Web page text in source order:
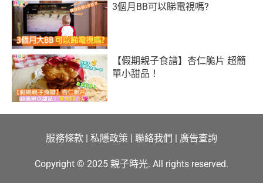
3個月BB可以睇電視嗎?
【假期親子食譜】杏仁脆片 超簡
單小甜品！
服務條款 | 私隱政策 | 聯絡我們 | 廣告查詢
Copyright © 2025 親子時光. All rights reserved.